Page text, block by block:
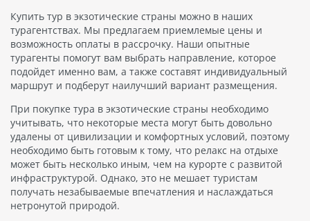
Купить тур в экзотические страны можно в наших
турагентствах. Мы предлагаем приемлемые цены и
возможность оплаты в рассрочку. Наши опытные
турагенты помогут вам выбрать направление, которое
подойдет именно вам, а также составят индивидуальный
маршрут и подберут наилучший вариант размещения.
При покупке тура в экзотические страны необходимо
учитывать, что некоторые места могут быть довольно
удалены от цивилизации и комфортных условий, поэтому
необходимо быть готовым к тому, что релакс на отдыхе
может быть несколько иным, чем на курорте с развитой
инфраструктурой. Однако, это не мешает туристам
получать незабываемые впечатления и наслаждаться
нетронутой природой.